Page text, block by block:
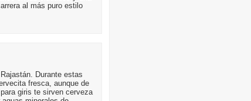
al más puro estilo
Durante estas
fresca, aunque de
giris te sirven cerveza